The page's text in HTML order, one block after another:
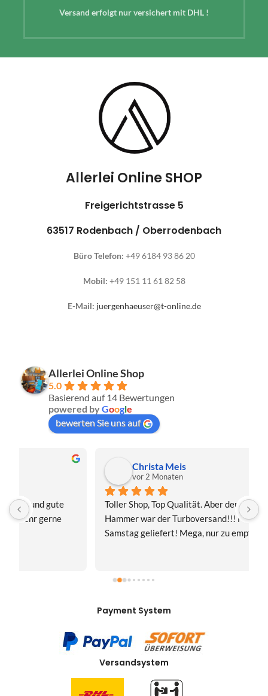
Versand erfolgt nur versichert mit DHL !
Allerlei Online SHOP
Freigerichtstrasse 5
63517 Rodenbach / Oberrodenbach
Büro Telefon: +49 6184 93 86 20
Mobil: +49 151 11 61 82 58
E-Mail: juergenhaeuser@t-online.de
Allerlei Online Shop
5.0
Basierend auf 14 Bewertungen
powered byGoogle
bewerten Sie uns auf
Christa Meis
vor 2 Monaten
Toller Shop, Top Qualität. Aber der absolute
Hammer war der Turboversand!!! Freitag bestellt,
Samstag geliefert! Mega, nur zu empfehlen👍
Payment System
Versandsystem